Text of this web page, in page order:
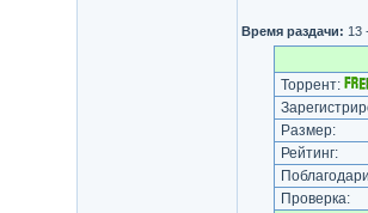
Время раздачи: 13
Торрент:
Размер:
Рейтинг:
Проверка: